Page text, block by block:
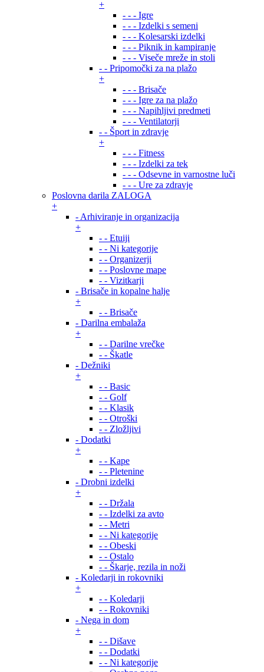
+
- - - Igre
- - - Izdelki s semeni
- - - Kolesarski izdelki
- - - Piknik in kampiranje
- - - Viseče mreže in stoli
- - Pripomočki za na plažo
+
- - - Brisače
- - - Igre za na plažo
- - - Napihljivi predmeti
- - - Ventilatorji
- - Šport in zdravje
+
- - - Fitness
- - - Izdelki za tek
- - - Odsevne in varnostne luči
- - - Ure za zdravje
Poslovna darila ZALOGA
+
- Arhiviranje in organizacija
+
- - Etuiji
- - Ni kategorije
- - Organizerji
- - Poslovne mape
- - Vizitkarji
- Brisače in kopalne halje
+
- - Brisače
- Darilna embalaža
+
- - Darilne vrečke
- - Škatle
- Dežniki
+
- - Basic
- - Golf
- - Klasik
- - Otroški
- - Zložljivi
- Dodatki
+
- - Kape
- - Pletenine
- Drobni izdelki
+
- - Držala
- - Izdelki za avto
- - Metri
- - Ni kategorije
- - Obeski
- - Ostalo
- - Škarje, rezila in noži
- Koledarji in rokovniki
+
- - Koledarji
- - Rokovniki
- Nega in dom
+
- - Dišave
- - Dodatki
- - Ni kategorije